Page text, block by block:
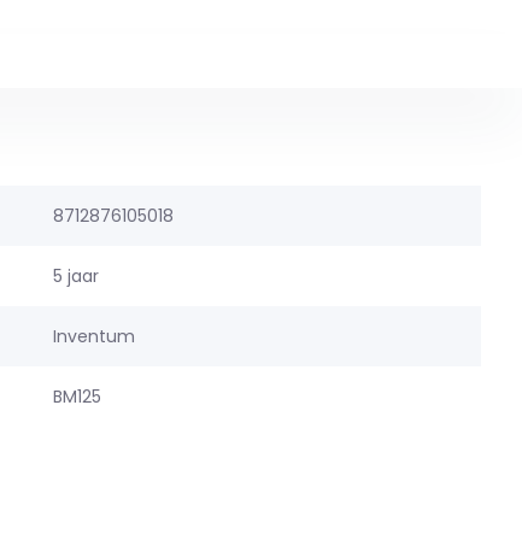
8712876105018
5 jaar
Inventum
BM125